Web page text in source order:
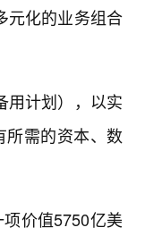
元化的业务组合
用计划），以实
所需的资本、数
价值5750亿美